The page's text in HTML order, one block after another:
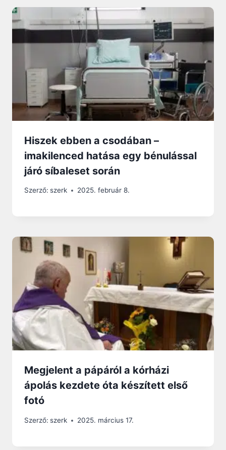
Hiszek ebben a csodában –
imakilenced hatása egy bénulással
járó síbaleset során
Szerző: szerk 2025. február 8.
Megjelent a pápáról a kórházi
ápolás kezdete óta készített első
fotó
Szerző: szerk 2025. március 17.